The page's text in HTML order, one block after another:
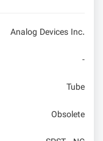
Analog Devices Inc.
-
Tube
Obsolete